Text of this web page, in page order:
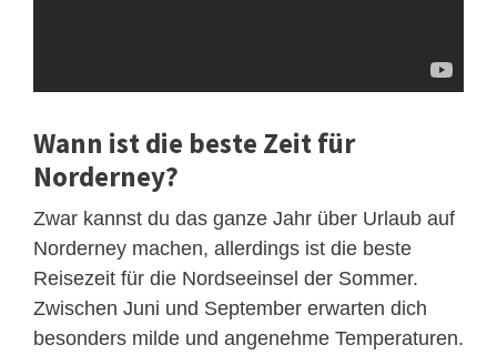
Wann ist die beste Zeit für
Norderney?
Zwar kannst du das ganze Jahr über Urlaub auf
Norderney machen, allerdings ist die beste
Reisezeit für die Nordseeinsel der Sommer.
Zwischen Juni und September erwarten dich
besonders milde und angenehme Temperaturen.